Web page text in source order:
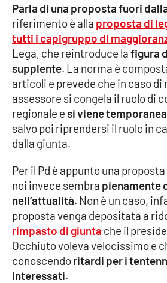
Editoriali
VIDEO
Ambiente
Cronaca
Cultura
Economia e Lavoro
Politica
Sanità
Società
Parla di una proposta fuori
riferimento è alla proposta di
tutti i capigruppo di
Lega, che reintroduce lafigura
supplente. La norma è
articoli e prevede che in caso di
assessore si congela il ruolo di
regionale esi viene
salvo poi riprendersi il ruolo in
dalla giunta.
Per il Pd è appunto una
noi invece sembra pienamente
nell’attualità. Non è un caso,
proposta venga depositata a
rimpasto di giunta che il
Occhiuto voleva velocissimo e
conoscendoritardi per i
interessati.